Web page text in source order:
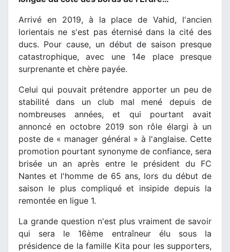
Arrivé en 2019, à la place de Vahid, l'ancien
lorientais ne s'est pas éternisé dans la cité des
ducs. Pour cause, un début de saison presque
catastrophique, avec une 14e place presque
surprenante et chère payée.
Celui qui pouvait prétendre apporter un peu de
stabilité dans un club mal mené depuis de
nombreuses années, et qui pourtant avait
annoncé en octobre 2019 son rôle élargi à un
poste de « manager général » à l'anglaise. Cette
promotion pourtant synonyme de confiance, sera
brisée un an après entre le président du FC
Nantes et l'homme de 65 ans, lors du début de
saison le plus compliqué et insipide depuis la
remontée en ligue 1.
La grande question n'est plus vraiment de savoir
qui sera le 16ème entraîneur élu sous la
présidence de la famille Kita pour les supporters,